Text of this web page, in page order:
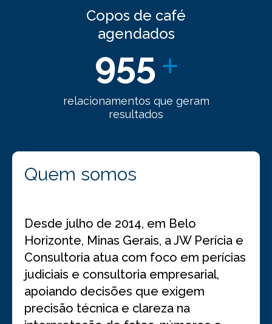
Copos de café
agendados
955
relacionamentos que geram
resultados
Quem somos
Desde julho de 2014, em Belo
Horizonte, Minas Gerais, a JW Perícia e
Consultoria atua com foco em perícias
judiciais e consultoria empresarial,
apoiando decisões que exigem
precisão técnica e clareza na